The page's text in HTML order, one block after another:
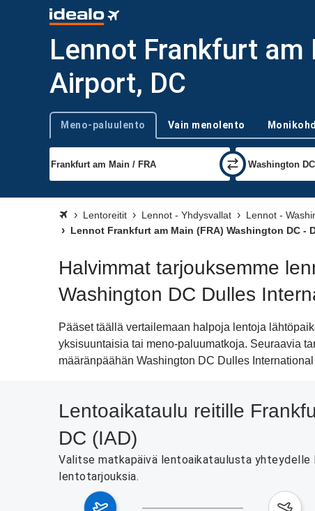
Lennot Frankfurt am
Airport, DC
Trip type
Meno-paluulento Vain menolento
Lentoreitit Lennot - Yhdysvallat Lennot -
Lennot Frankfurt am Main (FRA) Washington DC -
Halvimmat tarjouksemme
Washington DC Dulles
Pääset täällä vertailemaan halpoja lentoja
yksisuuntaisia tai meno-paluumatkoja. Seuraavia
määränpäähän Washington DC Dulles
Lentoaikataulu reitille
DC (IAD)
Valitse matkapäivä lentoaikataulusta yhteydelle
lentotarjouksia.